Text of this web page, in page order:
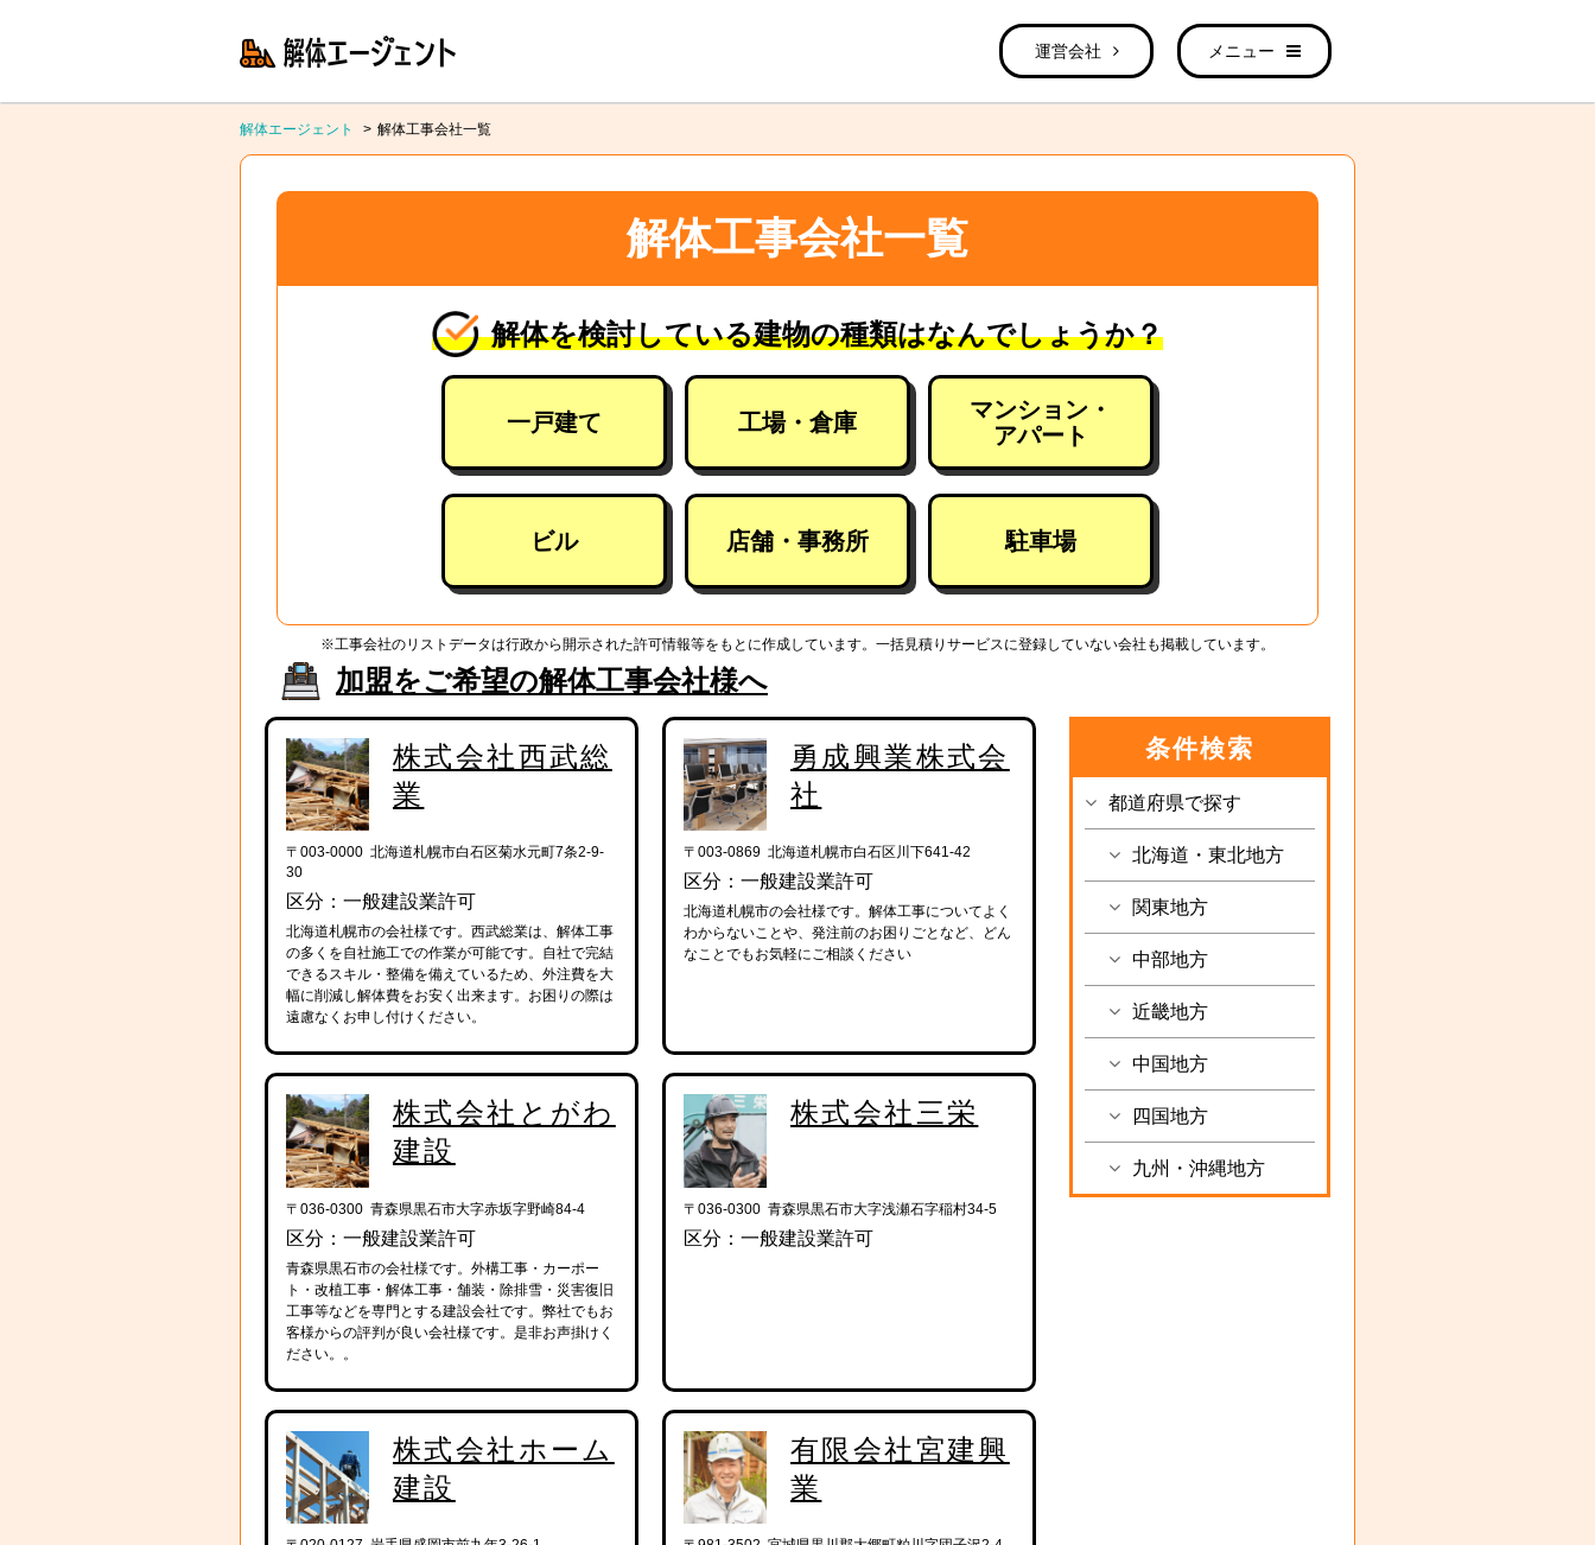
運営会社 メニュー
解体エージェント 解体工事会社一覧
解体工事会社一覧
解体を検討している建物の種類はなんでしょうか？
一戸建て 工場・倉庫
マンション・
アパート
ビル 店舗・事務所 駐車場
※工事会社のリストデータは行政から開示された許可情報等をもとに作成しています。一括見積りサービスに登録していない会社も掲載しています。
加盟をご希望の解体工事会社様へ
条件検索
都道府県で探す
北海道・東北地方
関東地方
中部地方
近畿地方
中国地方
四国地方
九州・沖縄地方
株式会社西武総
業
〒003-0000 北海道札幌市白石区菊水元町7条2-9-
30
区分：一般建設業許可
北海道札幌市の会社様です。西武総業は、解体工事
の多くを自社施工での作業が可能です。自社で完結
できるスキル・整備を備えているため、外注費を大
幅に削減し解体費をお安く出来ます。お困りの際は
遠慮なくお申し付けください。
勇成興業株式会
社
〒003-0869 北海道札幌市白石区川下641-42
区分：一般建設業許可
北海道札幌市の会社様です。解体工事についてよく
わからないことや、発注前のお困りごとなど、どん
なことでもお気軽にご相談ください
株式会社とがわ
建設
〒036-0300 青森県黒石市大字赤坂字野崎84-4
区分：一般建設業許可
青森県黒石市の会社様です。外構工事・カーポー
ト・改植工事・解体工事・舗装・除排雪・災害復旧
工事等などを専門とする建設会社です。弊社でもお
客様からの評判が良い会社様です。是非お声掛けく
ださい。。
株式会社三栄
〒036-0300 青森県黒石市大字浅瀬石字稲村34-5
区分：一般建設業許可
株式会社ホーム
建設
有限会社宮建興
業